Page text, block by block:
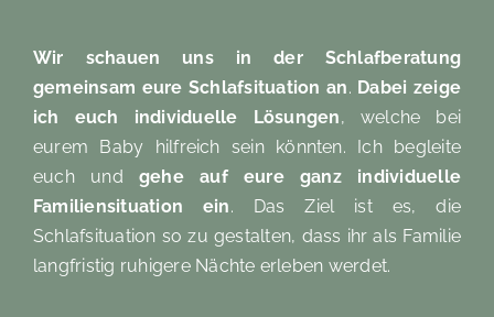
Wir schauen uns in der Schlafberatung
gemeinsam eure Schlafsituation an. Dabei zeige
ich euch individuelle Lösungen, welche bei
eurem Baby hilfreich sein könnten. Ich begleite
euch und gehe auf eure ganz individuelle
Familiensituation ein. Das Ziel ist es, die
Schlafsituation so zu gestalten, dass ihr als Familie
langfristig ruhigere Nächte erleben werdet.